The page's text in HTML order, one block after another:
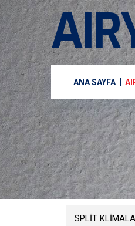
ANA SAYFA
SPLİT